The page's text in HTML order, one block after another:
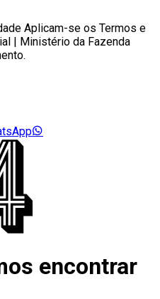
Aplicam-se os Termos e
| Ministério da Fazenda
encontrar